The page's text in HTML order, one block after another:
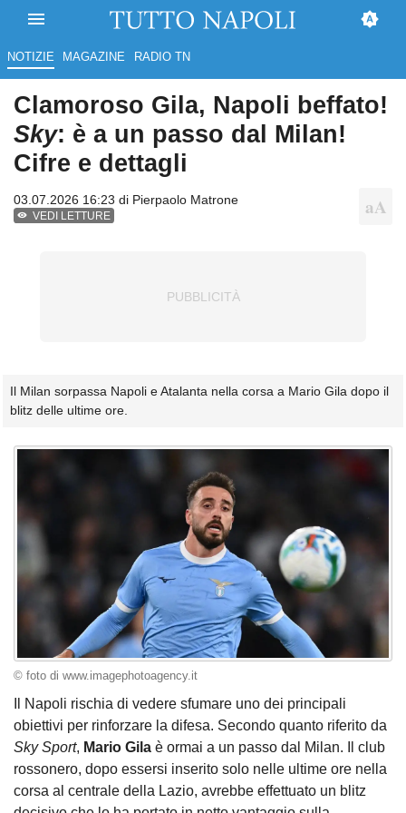
NOTIZIE MAGAZINE RADIO TN
Clamoroso Gila, Napoli beffato!
Sky: è a un passo dal Milan!
Cifre e dettagli
03.07.2026 16:23 di Pierpaolo Matrone
VEDI LETTURE
Il Milan sorpassa Napoli e Atalanta nella corsa a Mario Gila dopo il
blitz delle ultime ore.
© foto di www.imagephotoagency.it
Il Napoli rischia di vedere sfumare uno dei principali
obiettivi per rinforzare la difesa. Secondo quanto riferito da
Sky Sport, Mario Gila è ormai a un passo dal Milan. Il club
rossonero, dopo essersi inserito solo nelle ultime ore nella
corsa al centrale della Lazio, avrebbe effettuato un blitz